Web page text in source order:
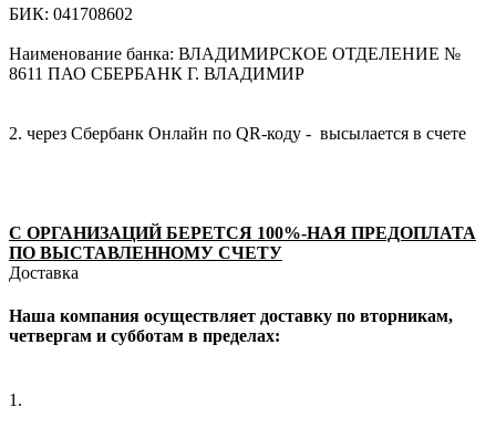
БИК: 041708602
Наименование банка: ВЛАДИМИРСКОЕ ОТДЕЛЕНИЕ №
8611 ПАО СБЕРБАНК Г. ВЛАДИМИР
2. через Сбербанк Онлайн по QR-коду - высылается в счете
С ОРГАНИЗАЦИЙ БЕРЕТСЯ 100%-НАЯ ПРЕДОПЛАТА
ПО ВЫСТАВЛЕННОМУ СЧЕТУ
Доставка
Наша компания осуществляет доставку по вторникам,
четвергам и субботам в пределах:
1.